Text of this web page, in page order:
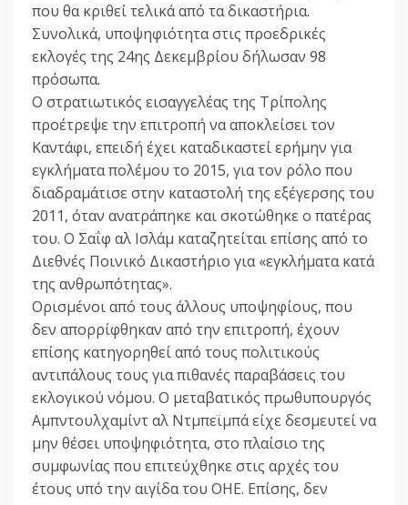
που θα κριθεί τελικά από τα δικαστήρια.
Συνολικά, υποψηφιότητα στις προεδρικές
εκλογές της 24ης Δεκεμβρίου δήλωσαν 98
πρόσωπα.
Ο στρατιωτικός εισαγγελέας της Τρίπολης
προέτρεψε την επιτροπή να αποκλείσει τον
Καντάφι, επειδή έχει καταδικαστεί ερήμην για
εγκλήματα πολέμου το 2015, για τον ρόλο που
διαδραμάτισε στην καταστολή της εξέγερσης του
2011, όταν ανατράπηκε και σκοτώθηκε ο πατέρας
του. Ο Σαΐφ αλ Ισλάμ καταζητείται επίσης από το
Διεθνές Ποινικό Δικαστήριο για «εγκλήματα κατά
της ανθρωπότητας».
Ορισμένοι από τους άλλους υποψηφίους, που
δεν απορρίφθηκαν από την επιτροπή, έχουν
επίσης κατηγορηθεί από τους πολιτικούς
αντιπάλους τους για πιθανές παραβάσεις του
εκλογικού νόμου. Ο μεταβατικός πρωθυπουργός
Αμπντουλχαμίντ αλ Ντμπεϊμπά είχε δεσμευτεί να
μην θέσει υποψηφιότητα, στο πλαίσιο της
συμφωνίας που επιτεύχθηκε στις αρχές του
έτους υπό την αιγίδα του ΟΗΕ. Επίσης, δεν